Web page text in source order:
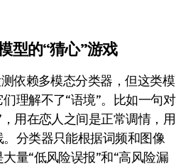
型的“猜心”游戏
依赖多模态分类器，但这类模
理解不了“语境”。比如一句对
用在恋人之间是正常调情，用
分类器只能根据词频和图像
量“低风险误报”和“高风险漏